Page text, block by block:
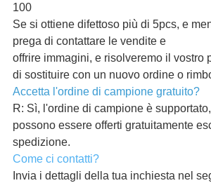
100
Se si ottiene difettoso più di 5pcs, e
prega di contattare le vendite e
offrire immagini, e risolveremo il vostro
di sostituire con un nuovo ordine o
Accetta l'ordine di campione gratuito?
R: Sì, l'ordine di campione è
possono essere offerti gratuitamente
spedizione.
Come ci contatti?
Invia i dettagli della tua inchiesta nel